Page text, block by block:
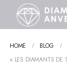
HOME BLOG
« LES DIAMANTS DE